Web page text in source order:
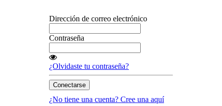
Dirección de correo electrónico
Contraseña
¿Olvidaste tu contraseña?
Conectarse
¿No tiene una cuenta? Cree una aquí